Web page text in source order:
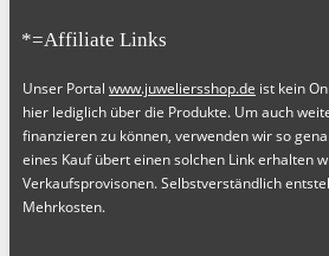
*=Affiliate Links
Unser Portal www.juweliersshop.de ist kein
hier lediglich über die Produkte. Um auch
finanzieren zu können, verwenden wir so
eines Kauf übert einen solchen Link erhalten
Verkaufsprovisonen. Selbstverständlich
Mehrkosten.